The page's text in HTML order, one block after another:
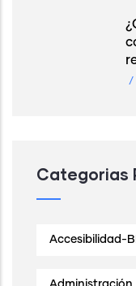
/
Categorias
Accesibilidad-